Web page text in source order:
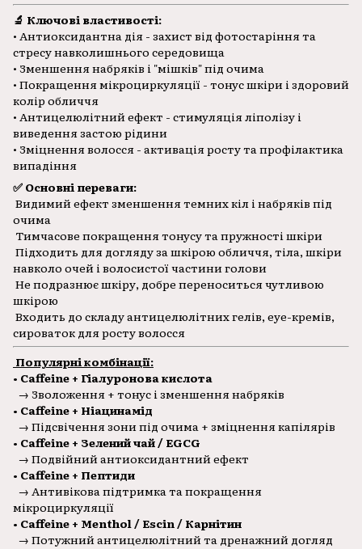
🔬 Ключові властивості:
• Антиоксидантна дія - захист від фотостаріння та
стресу навколишнього середовища
• Зменшення набряків і "мішків" під очима
• Покращення мікроциркуляції - тонус шкіри і здоровий
колір обличчя
• Антицелюлітний ефект - стимуляція ліполізу і
виведення застою рідини
• Зміцнення волосся - активація росту та профілактика
випадіння
✅ Основні переваги:
Видимий ефект зменшення темних кіл і набряків під
очима
Тимчасове покращення тонусу та пружності шкіри
Підходить для догляду за шкірою обличчя, тіла, шкіри
навколо очей і волосистої частини голови
Не подразнює шкіру, добре переноситься чутливою
шкірою
Входить до складу антицелюлітних гелів, eye-кремів,
сироваток для росту волосся
Популярні комбінації:
• Caffeine + Гіалуронова кислота
→ Зволоження + тонус і зменшення набряків
• Caffeine + Ніацинамід
→ Підсвічення зони під очима + зміцнення капілярів
• Caffeine + Зелений чай / EGCG
→ Подвійний антиоксидантний ефект
• Caffeine + Пептиди
→ Антивікова підтримка та покращення
мікроциркуляції
• Caffeine + Menthol / Escin / Карнітин
→ Потужний антицелюлітний та дренажний догляд